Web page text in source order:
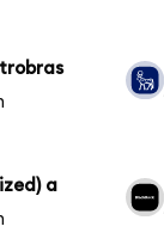
a